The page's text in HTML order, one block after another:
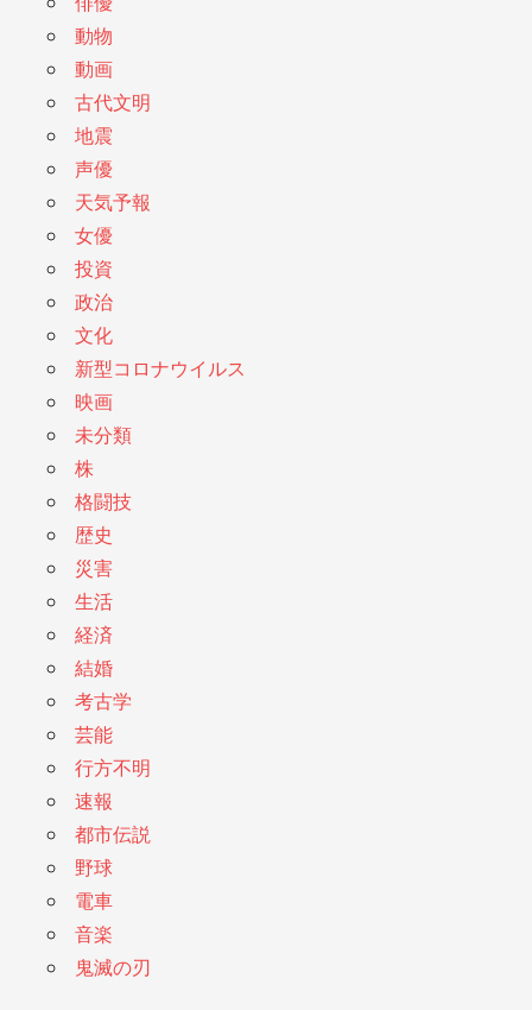
動物
動画
古代文明
地震
声優
天気予報
女優
投資
政治
文化
新型コロナウイルス
映画
未分類
株
格闘技
歴史
災害
生活
経済
結婚
考古学
芸能
行方不明
速報
都市伝説
野球
電車
音楽
鬼滅の刃